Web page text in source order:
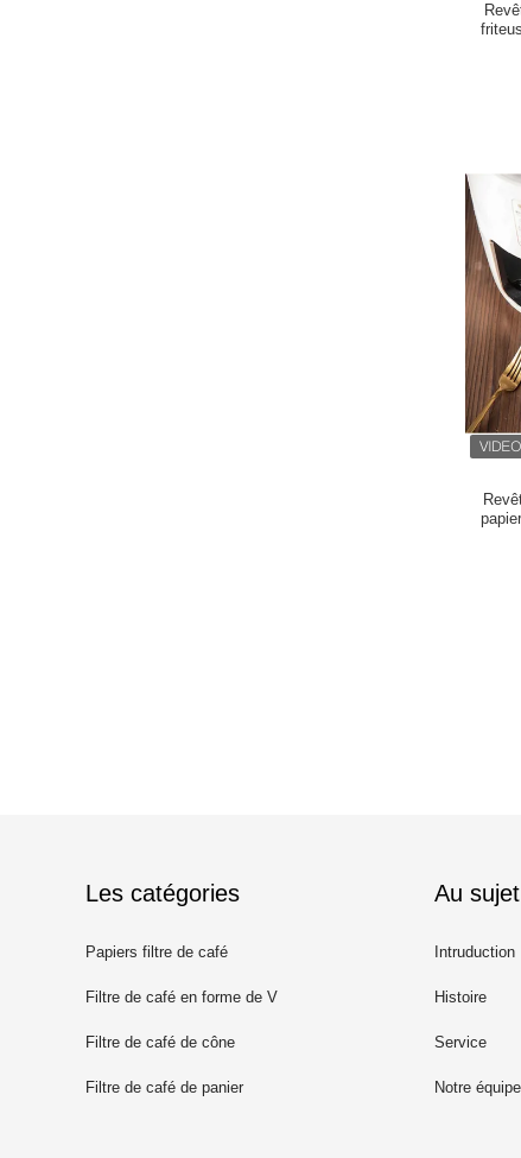
Les catégories
Papiers filtre de café
Filtre de café en forme de V
Filtre de café de cône
Filtre de café de panier
Au
Intruduction
Histoire
Service
Notre équipe